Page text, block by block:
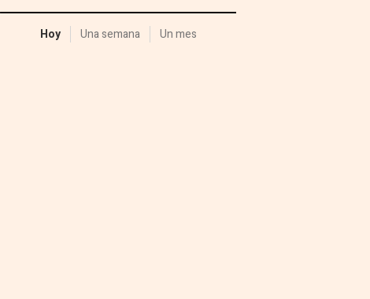
Hoy Una semana Un mes